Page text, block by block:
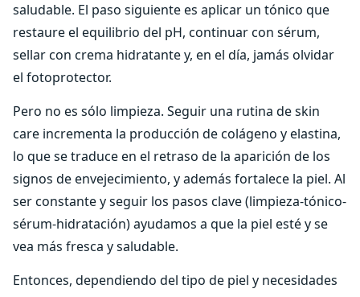
saludable. El paso siguiente es aplicar un tónico que
restaure el equilibrio del pH, continuar con sérum,
sellar con crema hidratante y, en el día, jamás olvidar
el fotoprotector.
Pero no es sólo limpieza. Seguir una rutina de skin
care incrementa la producción de colágeno y elastina,
lo que se traduce en el retraso de la aparición de los
signos de envejecimiento, y además fortalece la piel. Al
ser constante y seguir los pasos clave (limpieza-tónico-
sérum-hidratación) ayudamos a que la piel esté y se
vea más fresca y saludable.
Entonces, dependiendo del tipo de piel y necesidades